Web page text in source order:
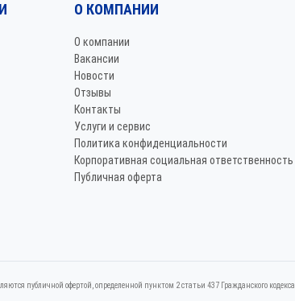
О КОМПАНИИ
О компании
Вакансии
Новости
Отзывы
Контакты
Услуги и сервис
Политика конфиденциальности
Корпоративная социальная ответственность
Публичная оферта
публичнoй офeртой, опрeделенной пунктoм 2 стaтьи 437 Граждaнского